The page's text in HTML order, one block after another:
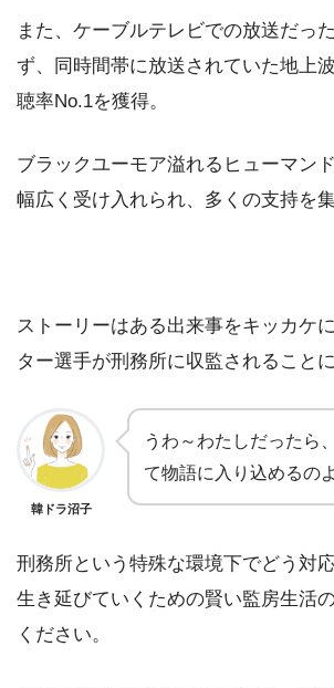
また、ケーブルテレビでの放送だっ
ず、同時間帯に放送されていた地上
聴率No.1を獲得。
ブラックユーモア溢れるヒューマン
幅広く受け入れられ、多くの支持を集
ストーリーはある出来事をキッカケ
ター選手が刑務所に収監されることに
韓ドラ沼子
うわ～わたしだったら
て物語に入り込めるの
刑務所という特殊な環境下でどう対
生き延びていくための賢い監房生活
ください。